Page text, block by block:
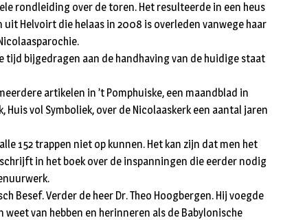
rondleiding over de toren. Het resulteerde in een heus
Helvoirt die helaas in 2008 is overleden vanwege haar
tijd bijgedragen aan de handhaving van de huidige staat
artikelen in ’t Pomphuiske, een maandblad in
vol Symboliek, over de Nicolaaskerk een aantal jaren
152 trappen niet op kunnen. Het kan zijn dat men het
in het boek over de inspanningen die eerder nodig
Besef. Verder de heer Dr. Theo Hoogbergen. Hij voegde
van hebben en herinneren als de Babylonische
o
t
o
d